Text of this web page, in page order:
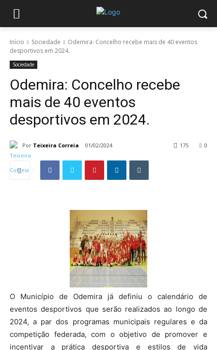
Início Sociedade
Odemira: Concelho recebe mais de 40 eventos
desportivos em 2024.
Sociedade
Odemira: Concelho recebe
mais de 40 eventos
desportivos em 2024.
Por Teixeira Correia 01/02/2024 0
175
O Município de Odemira já definiu o calendário de
eventos desportivos que serão realizados ao longo de
2024, a par dos programas municipais regulares e da
competição federada, com o objetivo de promover e
incentivar a prática desportiva e estilos de vida